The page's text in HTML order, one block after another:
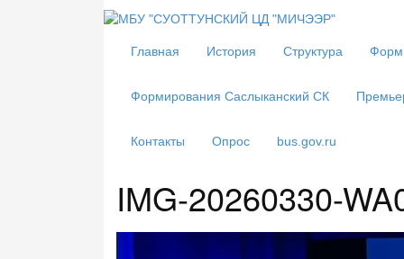
Главная История Структура
Формирования Саслыканский СК
Контакты Опрос bus.gov.ru
IMG-20260330-